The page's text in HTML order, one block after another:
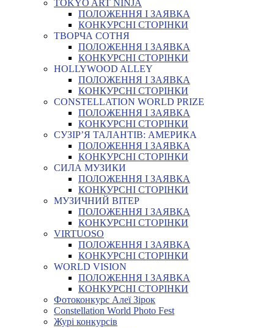
TOKYO ART NINJA
ПОЛОЖЕННЯ І ЗАЯВКА
КОНКУРСНІ СТОРІНКИ
ТВОРЧА СОТНЯ
ПОЛОЖЕННЯ І ЗАЯВКА
КОНКУРСНІ СТОРІНКИ
HOLLYWOOD ALLEY
ПОЛОЖЕННЯ І ЗАЯВКА
КОНКУРСНІ СТОРІНКИ
CONSTELLATION WORLD PRIZE
ПОЛОЖЕННЯ І ЗАЯВКА
КОНКУРСНІ СТОРІНКИ
СУЗІР’Я ТАЛАНТІВ: АМЕРИКА
ПОЛОЖЕННЯ І ЗАЯВКА
КОНКУРСНІ СТОРІНКИ
СИЛА МУЗИКИ
ПОЛОЖЕННЯ І ЗАЯВКА
КОНКУРСНІ СТОРІНКИ
МУЗИЧНИЙ ВІТЕР
ПОЛОЖЕННЯ І ЗАЯВКА
КОНКУРСНІ СТОРІНКИ
VIRTUOSO
ПОЛОЖЕННЯ І ЗАЯВКА
КОНКУРСНІ СТОРІНКИ
WORLD VISION
ПОЛОЖЕННЯ І ЗАЯВКА
КОНКУРСНІ СТОРІНКИ
Фотоконкурс Алеї Зірок
Constellation World Photo Fest
Журі конкурсів